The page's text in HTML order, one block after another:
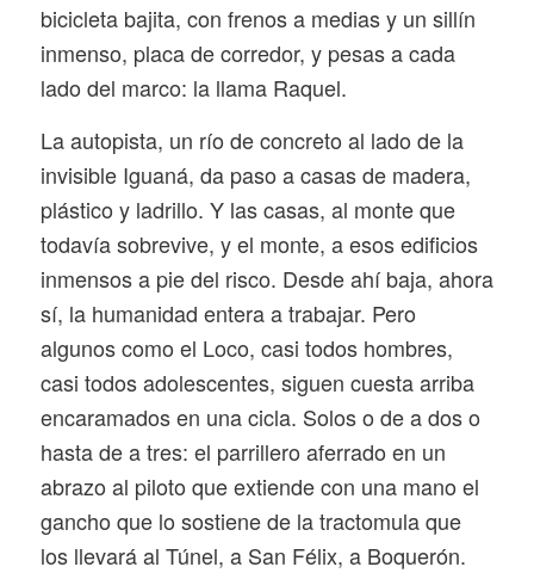
bicicleta bajita, con frenos a medias y un sillín
inmenso, placa de corredor, y pesas a cada
lado del marco: la llama Raquel.
La autopista, un río de concreto al lado de la
invisible Iguaná, da paso a casas de madera,
plástico y ladrillo. Y las casas, al monte que
todavía sobrevive, y el monte, a esos edificios
inmensos a pie del risco. Desde ahí baja, ahora
sí, la humanidad entera a trabajar. Pero
algunos como el Loco, casi todos hombres,
casi todos adolescentes, siguen cuesta arriba
encaramados en una cicla. Solos o de a dos o
hasta de a tres: el parrillero aferrado en un
abrazo al piloto que extiende con una mano el
gancho que lo sostiene de la tractomula que
los llevará al Túnel, a San Félix, a Boquerón.